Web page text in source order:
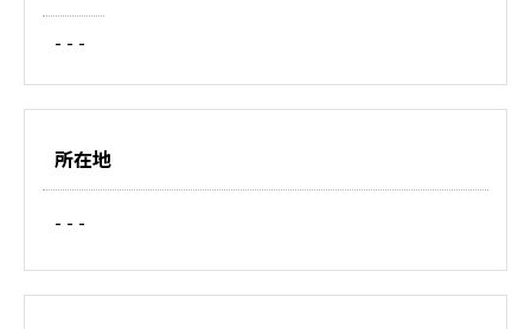
- - -
所在地
- - -